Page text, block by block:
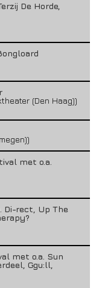
De Horde,
(Den Haag))
met o.a.
Di-rect, Up The
met o.a. Sun
Ggu:ll,